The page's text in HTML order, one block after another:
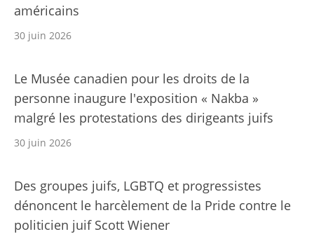
américains
30 juin 2026
Le Musée canadien pour les droits de la
personne inaugure l'exposition « Nakba »
malgré les protestations des dirigeants juifs
30 juin 2026
Des groupes juifs, LGBTQ et progressistes
dénoncent le harcèlement de la Pride contre le
politicien juif Scott Wiener